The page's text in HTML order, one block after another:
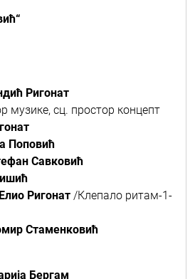
Ригонат
музике, сц. простор концепт
Поповић
Савковић
Елио Ригонат /Клепало ритам-1-
Стаменковић
Бергам